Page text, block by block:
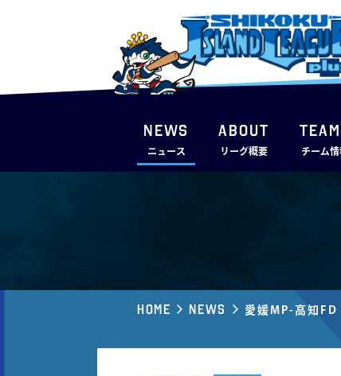
NEWS
ニュース
ABOUT
リーグ概要 チーム情
Home News 愛媛MP-⾼知FD